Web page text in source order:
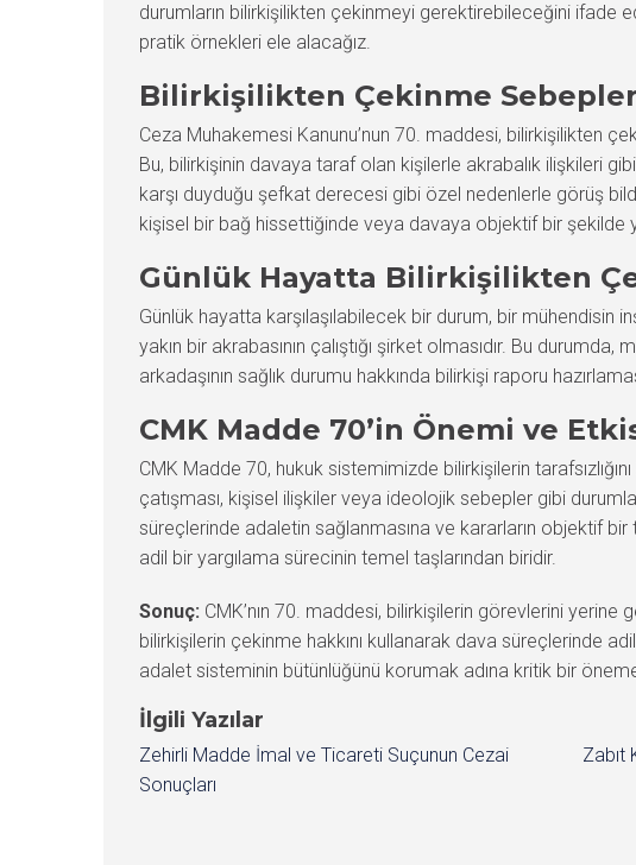
durumların bilirkişilikten çekinmeyi gerektirebileceğini ifade
pratik örnekleri ele alacağız.
Bilirkişilikten Çekinme
Ceza Muhakemesi Kanunu’nun 70. maddesi, bilirkişilikten
Bu, bilirkişinin davaya taraf olan kişilerle akrabalık ilişkileri
karşı duyduğu şefkat derecesi gibi özel nedenlerle görüş
kişisel bir bağ hissettiğinde veya davaya objektif bir şekilde
Günlük Hayatta Bilirkişilikten
Günlük hayatta karşılaşılabilecek bir durum, bir
yakın bir akrabasının çalıştığı şirket olmasıdır. Bu
arkadaşının sağlık durumu hakkında bilirkişi raporu
CMK Madde 70’in Önemi ve
CMK Madde 70, hukuk sistemimizde bilirkişilerin
çatışması, kişisel ilişkiler veya ideolojik sebepler gibi
süreçlerinde adaletin sağlanmasına ve kararların objektif bir
adil bir yargılama sürecinin temel taşlarından biridir.
Sonuç: CMK’nın 70. maddesi, bilirkişilerin görevlerini yerine
bilirkişilerin çekinme hakkını kullanarak dava süreçlerinde
adalet sisteminin bütünlüğünü korumak adına kritik bir
İlgili Yazılar
Zehirli Madde İmal ve Ticareti Suçunun Cezai
Sonuçları
Zabıt